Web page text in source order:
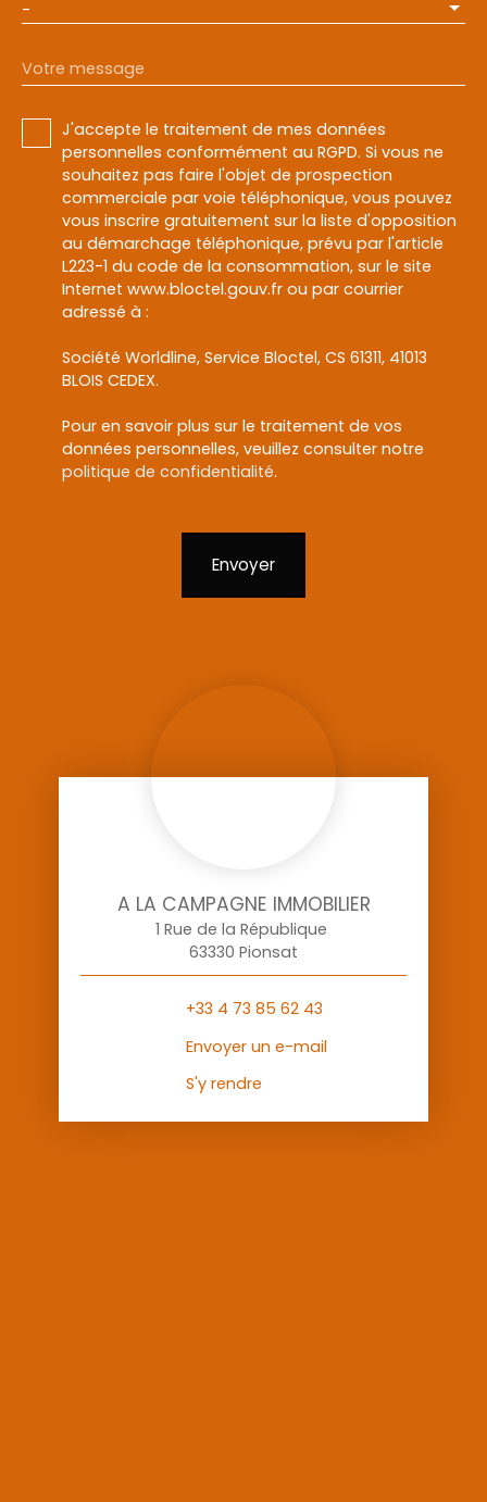
-
Votre message
J'accepte le traitement de mes données
personnelles conformément au RGPD. Si vous ne
souhaitez pas faire l'objet de prospection
commerciale par voie téléphonique, vous pouvez
vous inscrire gratuitement sur la liste d'opposition
au démarchage téléphonique, prévu par l'article
L223-1 du code de la consommation, sur le site
Internet www.bloctel.gouv.fr ou par courrier
adressé à :
Société Worldline, Service Bloctel, CS 61311, 41013
BLOIS CEDEX.
Pour en savoir plus sur le traitement de vos
données personnelles, veuillez consulter notre
politique de confidentialité.
Envoyer
A LA CAMPAGNE IMMOBILIER
1 Rue de la République
63330 Pionsat
+33 4 73 85 62 43
Envoyer un e-mail
S'y rendre